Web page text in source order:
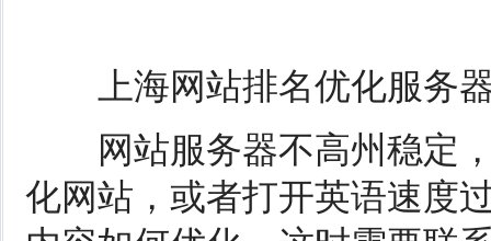
上海网站排名优化服务
网站服务器不高州稳定，
化网站，或者打开英语速度